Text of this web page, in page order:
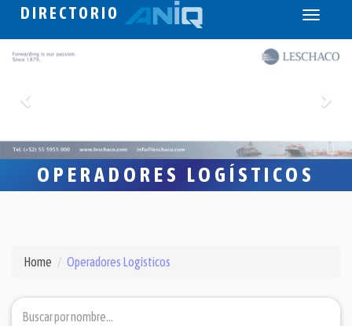
DIRECTORIO
Toggle
OPERADORES LOGÍSTICOS
Home Operadores Logísticos